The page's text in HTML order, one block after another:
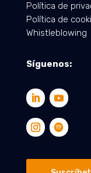
Política de
Política de
Whistleblowing
Síguenos: